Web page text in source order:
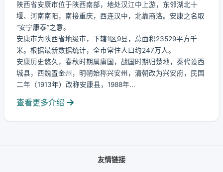
陕西省安康市位于陕西南部，地处汉江中上游，东邻湖北十
堰、河南南阳，南接重庆，西连汉中，北靠商洛。安康之名取
“安宁康泰”之意。
安康市为陕西省地级市，下辖1区9县，总面积23529平方千
米。根据最新数据统计，全市常住人口约247万人。
安康历史悠久，春秋时期属庸国，战国时期归楚地，秦代设西
城县，西魏置金州，明朝始称兴安州，清朝改为兴安府，民国
二年（1913年）改称安康县，1988年...
查看更多介绍
友情链接